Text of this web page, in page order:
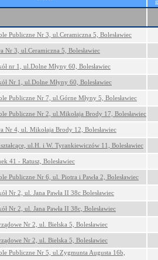
Publiczne Nr 3, ul.Ceramiczna 5, Bolesławiec
Nr 3, ul.Ceramiczna 5, Bolesławiec
nr 1, ul.Dolne Młyny 60, Bolesławiec
Nr 1, ul.Dolne Młyny 60, Bolesławiec
Publiczne Nr 7, ul.Górne Młyny 5, Bolesławiec
Publiczne Nr 2, ul.Mikołaja Brody 17, Bolesławiec
Nr 4, ul. Mikołaja Brody 12, Bolesławiec
ul.H. i W. Tyrankiewiczów 11, Bolesławiec
41 - Ratusz, Bolesławiec
Publiczne Nr 6, ul. Piotra i Pawła 2, Bolesławiec
Nr 2, ul. Jana Pawła II 38c Bolesławiec
Nr 2, ul. Jana Pawła II 38c, Bolesławiec
Nr 2, ul. Bielska 5, Bolesławiec
Nr 2, ul. Bielska 5, Bolesławiec
Publiczne Nr 5, ul.Zygmunta Augusta 16b,